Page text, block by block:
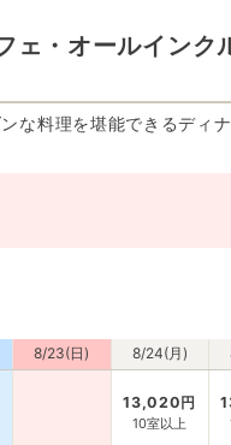
ェ・オールインク
な料理を堪能できるディ
8/23(日) 8/24(月)
13,020円
10室以上